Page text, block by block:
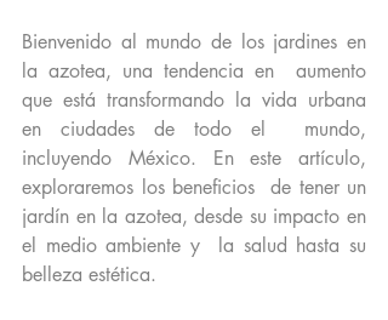
Bienvenido al mundo de los jardines en
la azotea, una tendencia en  aumento
que está transformando la vida urbana
en ciudades de todo el  mundo,
incluyendo México. En este artículo,
exploraremos los beneficios  de tener un
jardín en la azotea, desde su impacto en
el medio ambiente y  la salud hasta su
belleza estética.